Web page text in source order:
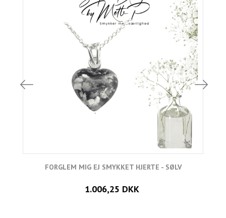
FORGLEM MIG EJ SMYKKET HJERTE - SØLV
1.006,25 DKK